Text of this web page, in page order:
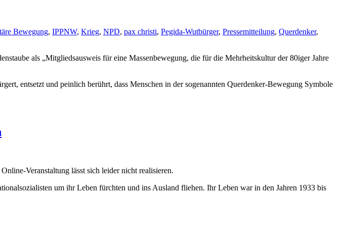
Bewegung, IPPNW, Krieg, NPD, pax christi, Pegida-Wutbürger, Pressemitteilung, Querdenker,
als „Mitgliedsausweis für eine Massenbewegung, die für die Mehrheitskultur der 80iger Jahre
entsetzt und peinlich berührt, dass Menschen in der sogenannten Querdenker-Bewegung Symbole
Veranstaltung lässt sich leider nicht realisieren.
um ihr Leben fürchten und ins Ausland fliehen. Ihr Leben war in den Jahren 1933 bis